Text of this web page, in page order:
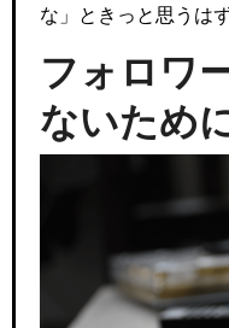
な」ときっと思うはず
フォロワ
ないため